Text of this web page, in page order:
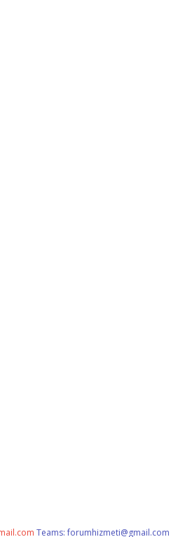
Teams:forumhizmeti@gmail.com